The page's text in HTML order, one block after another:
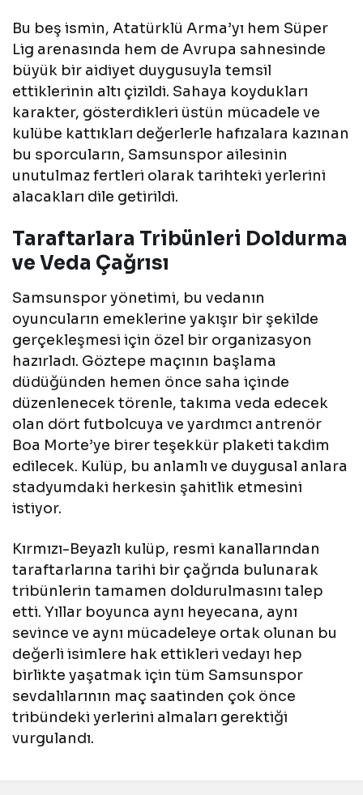
Bu beş ismin, Atatürklü Arma’yı hem Süper
Lig arenasında hem de Avrupa sahnesinde
büyük bir aidiyet duygusuyla temsil
ettiklerinin altı çizildi. Sahaya koydukları
karakter, gösterdikleri üstün mücadele ve
kulübe kattıkları değerlerle hafızalara kazınan
bu sporcuların, Samsunspor ailesinin
unutulmaz fertleri olarak tarihteki yerlerini
alacakları dile getirildi.
Taraftarlara Tribünleri Doldurma
ve Veda Çağrısı
Samsunspor yönetimi, bu vedanın
oyuncuların emeklerine yakışır bir şekilde
gerçekleşmesi için özel bir organizasyon
hazırladı. Göztepe maçının başlama
düdüğünden hemen önce saha içinde
düzenlenecek törenle, takıma veda edecek
olan dört futbolcuya ve yardımcı antrenör
Boa Morte’ye birer teşekkür plaketi takdim
edilecek. Kulüp, bu anlamlı ve duygusal anlara
stadyumdaki herkesin şahitlik etmesini
istiyor.
Kırmızı-Beyazlı kulüp, resmi kanallarından
taraftarlarına tarihi bir çağrıda bulunarak
tribünlerin tamamen doldurulmasını talep
etti. Yıllar boyunca aynı heyecana, aynı
sevince ve aynı mücadeleye ortak olunan bu
değerli isimlere hak ettikleri vedayı hep
birlikte yaşatmak için tüm Samsunspor
sevdalılarının maç saatinden çok önce
tribündeki yerlerini almaları gerektiği
vurgulandı.